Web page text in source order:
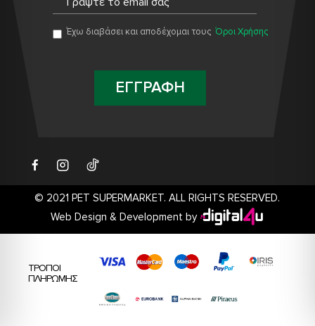
ΕΓΓΡΑΦΗ
Έχω διαβάσει και αποδέχομαι τους Όροι Χρήσης
© 2021 PET SUPERMARKET. ALL RIGHTS RESERVED.
Web Design & Development by
ΤΡΟΠΟΙ
ΠΛΗΡΩΜΗΣ